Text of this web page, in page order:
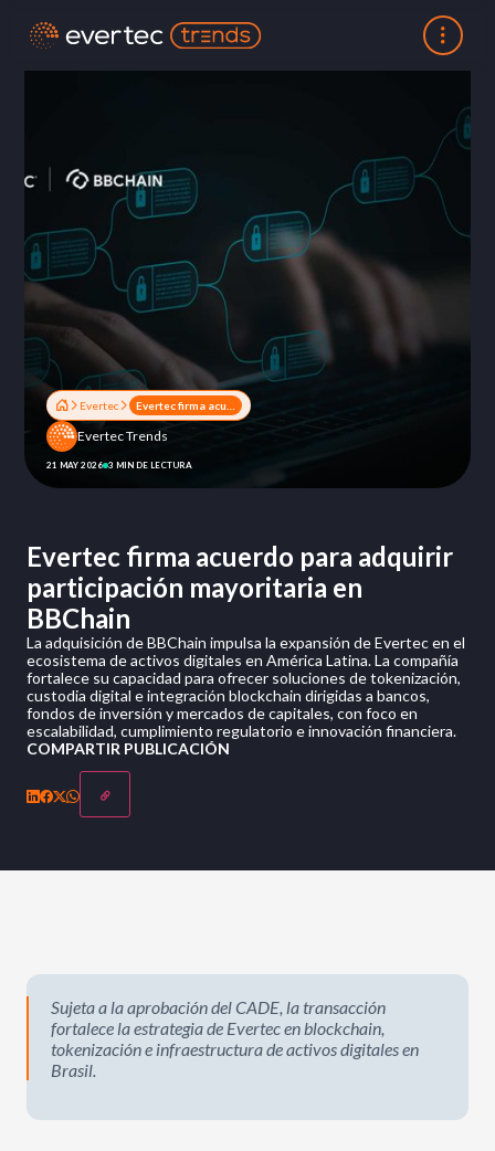
Evertec
Evertec Trends
21 MAY 2026 3 MIN DE LECTURA
Evertec firma acuerdo para adquirir
participación mayoritaria en
BBChain
La adquisición de BBChain impulsa la expansión de Evertec en el
ecosistema de activos digitales en América Latina. La compañía
fortalece su capacidad para ofrecer soluciones de tokenización,
custodia digital e integración blockchain dirigidas a bancos,
fondos de inversión y mercados de capitales, con foco en
escalabilidad, cumplimiento regulatorio e innovación financiera.
COMPARTIR PUBLICACIÓN
Sujeta a la aprobación del CADE, la transacción
fortalece la estrategia de Evertec en blockchain,
tokenización e infraestructura de activos digitales en
Brasil.